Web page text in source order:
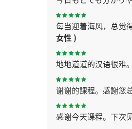
每当迎着海风，总觉
女性 )
地地道道的汉语很难
谢谢的課程。感謝您
感谢今天课程。下次